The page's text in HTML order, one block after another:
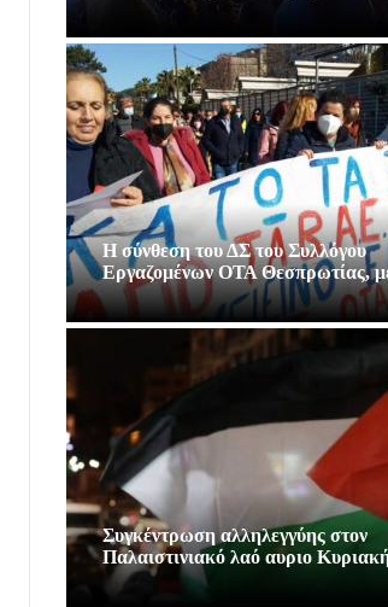
Η σύνθεση του ΔΣ του Συλλόγου
Εργαζομένων ΟΤΑ Θεσπρωτίας,
Συγκέντρωση αλληλεγγύης στον
Παλαιστινιακό λαό αυριο